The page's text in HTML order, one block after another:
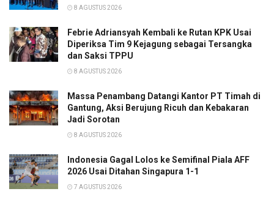
8 AGUSTUS 2026
Febrie Adriansyah Kembali ke Rutan KPK Usai
Diperiksa Tim 9 Kejagung sebagai Tersangka
dan Saksi TPPU
8 AGUSTUS 2026
Massa Penambang Datangi Kantor PT Timah di
Gantung, Aksi Berujung Ricuh dan Kebakaran
Jadi Sorotan
8 AGUSTUS 2026
Indonesia Gagal Lolos ke Semifinal Piala AFF
2026 Usai Ditahan Singapura 1-1
7 AGUSTUS 2026